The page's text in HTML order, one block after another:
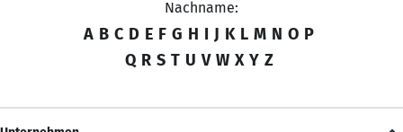
Nachname:
A B C D E F G H I J K L M N O P
Q R S T U V W X Y Z